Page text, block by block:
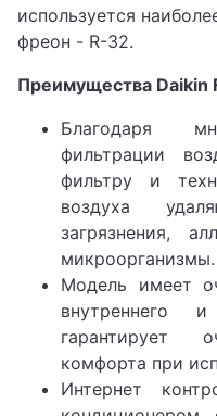
используется
фреон - R-32.
Преимущества Daikin
Благодаря
фильтрации
фильтру и
воздуха
загрязнения,
микроорганизмы.
Модель имеет
внутреннего
гарантирует
комфорта при
Интернет